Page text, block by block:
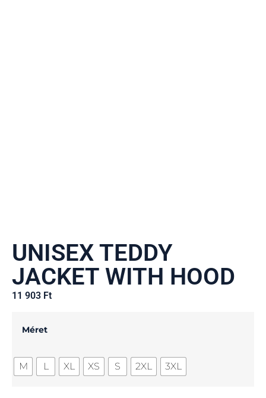
UNISEX TEDDY
JACKET WITH HOOD
11 903 Ft
Méret
M L XL XS S 2XL 3XL